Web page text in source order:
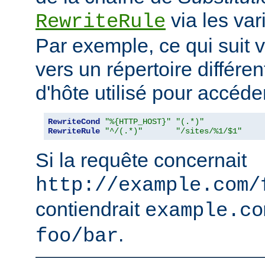
RewriteRule via les
Par exemple, ce qui suit
vers un répertoire
d'hôte utilisé pour
RewriteCond "%{HTTP_HOST}"
"(.*)"
RewriteRule
"^/(.*)" "/sites/%1/$1"
Si la requête concernait
http://
contiendrait
foo/bar.